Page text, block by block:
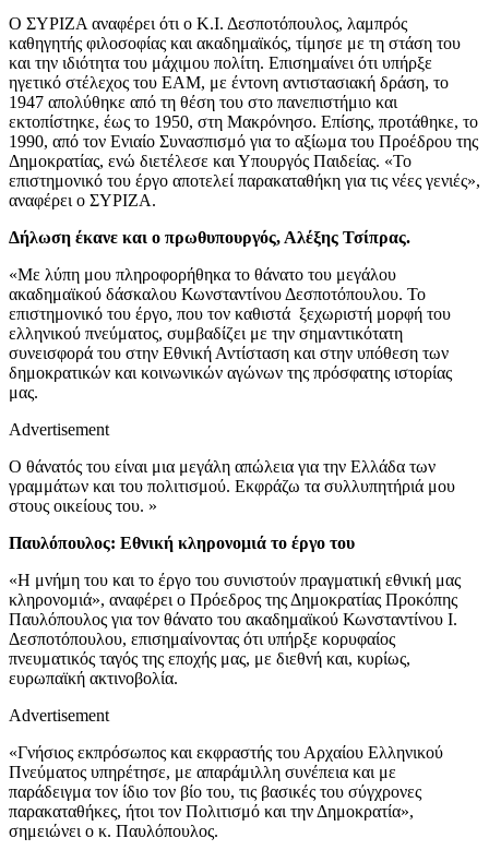
Ο ΣΥΡΙΖΑ αναφέρει ότι ο Κ.Ι. Δεσποτόπουλος, λαμπρός
καθηγητής φιλοσοφίας και ακαδημαϊκός, τίμησε με τη στάση του
και την ιδιότητα του μάχιμου πολίτη. Επισημαίνει ότι υπήρξε
ηγετικό στέλεχος του ΕΑΜ, με έντονη αντιστασιακή δράση, το
1947 απολύθηκε από τη θέση του στο πανεπιστήμιο και
εκτοπίστηκε, έως το 1950, στη Μακρόνησο. Επίσης, προτάθηκε, το
1990, από τον Ενιαίο Συνασπισμό για το αξίωμα του Προέδρου της
Δημοκρατίας, ενώ διετέλεσε και Υπουργός Παιδείας. «Το
επιστημονικό του έργο αποτελεί παρακαταθήκη για τις νέες γενιές»,
αναφέρει ο ΣΥΡΙΖΑ.
Δήλωση έκανε και ο πρωθυπουργός, Αλέξης Τσίπρας.
«Με λύπη μου πληροφορήθηκα το θάνατο του μεγάλου
ακαδημαϊκού δάσκαλου Κωνσταντίνου Δεσποτόπουλου. Το
επιστημονικό του έργο, που τον καθιστά ξεχωριστή μορφή του
ελληνικού πνεύματος, συμβαδίζει με την σημαντικότατη
συνεισφορά του στην Εθνική Αντίσταση και στην υπόθεση των
δημοκρατικών και κοινωνικών αγώνων της πρόσφατης ιστορίας
μας.
Advertisement
Ο θάνατός του είναι μια μεγάλη απώλεια για την Ελλάδα των
γραμμάτων και του πολιτισμού. Εκφράζω τα συλλυπητήριά μου
στους οικείους του. »
Παυλόπουλος: Εθνική κληρονομιά το έργο του
«Η μνήμη του και το έργο του συνιστούν πραγματική εθνική μας
κληρονομιά», αναφέρει ο Πρόεδρος της Δημοκρατίας Προκόπης
Παυλόπουλος για τον θάνατο του ακαδημαϊκού Κωνσταντίνου Ι.
Δεσποτόπουλου, επισημαίνοντας ότι υπήρξε κορυφαίος
πνευματικός ταγός της εποχής μας, με διεθνή και, κυρίως,
ευρωπαϊκή ακτινοβολία.
Advertisement
«Γνήσιος εκπρόσωπος και εκφραστής του Αρχαίου Ελληνικού
Πνεύματος υπηρέτησε, με απαράμιλλη συνέπεια και με
παράδειγμα τον ίδιο τον βίο του, τις βασικές του σύγχρονες
παρακαταθήκες, ήτοι τον Πολιτισμό και την Δημοκρατία»,
σημειώνει ο κ. Παυλόπουλος.